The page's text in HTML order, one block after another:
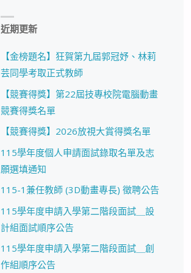
近期更新
【金榜題名】狂賀第九屆郭冠妤、林莉
芸同學考取正式教師
【競賽得獎】第22屆技專校院電腦動畫
競賽得獎名單
【競賽得獎】2026放視大賞得獎名單
115學年度個人申請面試錄取名單及志
願選填通知
115-1兼任教師 (3D動畫專長) 徵聘公告
115學年度申請入學第二階段面試＿設
計組面試順序公告
115學年度申請入學第二階段面試＿創
作組順序公告